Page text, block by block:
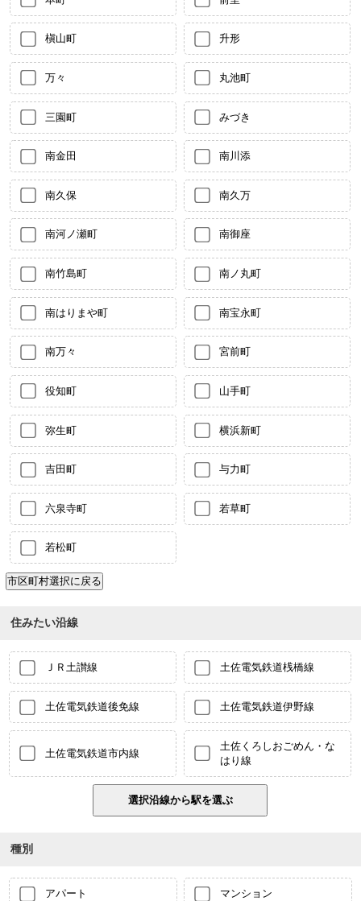
槇山町 升形
万々 丸池町
三園町 みづき
南金田 南川添
南久保 南久万
南河ノ瀬町 南御座
南竹島町 南ノ丸町
南はりまや町 南宝永町
南万々 宮前町
役知町 山手町
弥生町 横浜新町
吉田町 与力町
六泉寺町 若草町
若松町
住みたい沿線
ＪＲ土讃線 土佐電気鉄道桟橋線
土佐電気鉄道後免線 土佐電気鉄道伊野線
土佐電気鉄道市内線
土佐くろしおごめん・な
はり線
種別
アパート マンション